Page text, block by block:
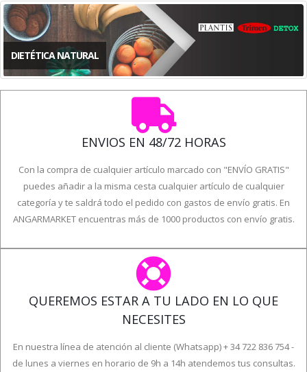
DIETÉTICA NATURAL
ENVIOS EN 48/72 HORAS
puedes añadir a la misma cesta cualquier artículo de cualquier
categoría y te saldrá todo el pedido con gastos de envío gratis. En
ANGARMARKET encuentras más de 1000 productos con envío gratis.
QUEREMOS ESTAR A TU LADO EN LO QUE
NECESITES
de lunes a viernes en horario de 9h a 14h atendemos tus consultas.
Hacemos envíos a toda la UE.